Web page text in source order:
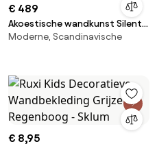
€ 489
Akoestische wandkunst Silent
Whisper 1
Moderne, Scandinavische
€ 8,95